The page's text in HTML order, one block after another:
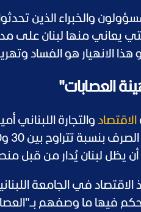
والخبراء الذين
يعاني منها لبنان على
هذا الانهيار هو الفساد
العصابات"
الاقتصاد والتجارة اللبناني
يظل لبنان يُدار من قبل
الاقتصاد في الجامعة
فيها ما وصفهم